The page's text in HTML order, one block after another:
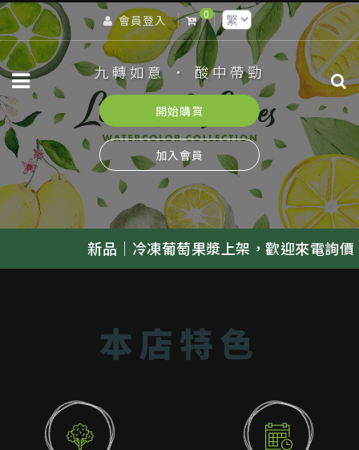
會員登入 0
九轉如意 · 酸中帶勁
開始購買
加入會員
冷凍葡萄果漿上架，歡迎來電詢價 點擊 ／新
本店特色